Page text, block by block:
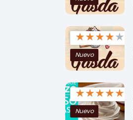
★★★★★
Nuevo
★★★★★
Nuevo